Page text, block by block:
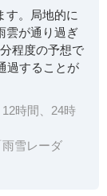
す。局地的に
雲が通り過ぎ
程度の予想で
過することが
時間、24時
雪レーダ